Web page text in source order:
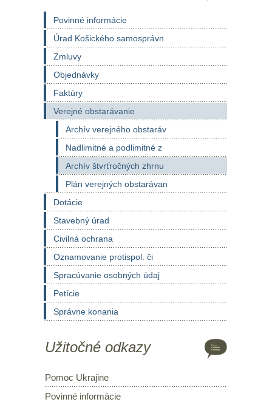
Povinné informácie
Úrad Košického samosprávn
Zmluvy
Objednávky
Faktúry
Verejné obstarávanie
Archív verejného obstaráv
Nadlimitné a podlimitné z
Archív štvrťročných zhrnu
Plán verejných obstarávan
Dotácie
Stavebný úrad
Civilná ochrana
Oznamovanie protispol. či
Spracúvanie osobných údaj
Petície
Správne konania
Užitočné odkazy
Pomoc Ukrajine
Povinné informácie